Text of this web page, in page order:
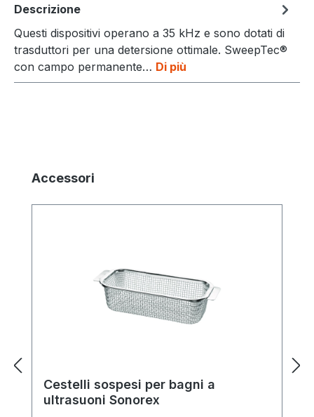
Descrizione
Questi dispositivi operano a 35 kHz e sono dotati di
trasduttori per una detersione ottimale. SweepTec®
con campo permanente… Di più
Salta la galleria dei prodotti
Accessori
Cestelli sospesi per bagni a
ultrasuoni Sonorex